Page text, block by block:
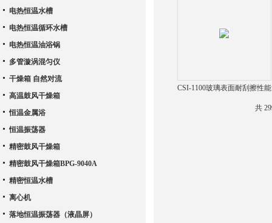
CSI-1100玻璃表面耐刮擦性能
共
电热恒温水槽
电热恒温循环水槽
电热恒温油浴锅
多管漩涡混匀仪
干燥箱 自然对流
高温鼓风干燥箱
恒温金属浴
恒温振荡器
精密鼓风干燥箱
精密鼓风干燥箱BPG-9040A
精密恒温水槽
离心机
落地恒温振荡器（液晶屏）